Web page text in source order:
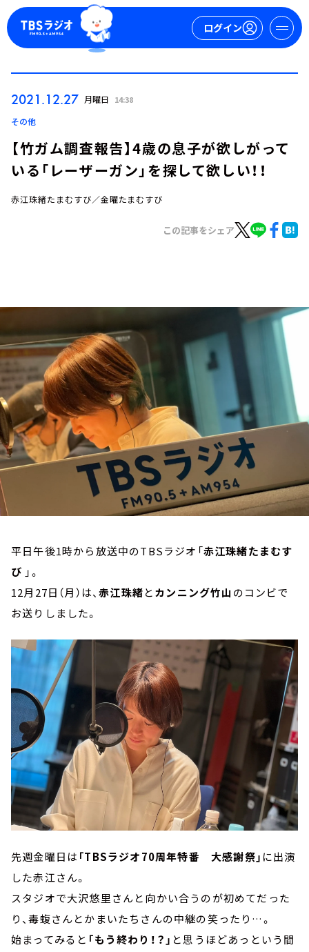
ログイン
イベント・グッズ
YouTube
会社情報
2021.12.27 月曜日 14:38
その他
【竹ガム調査報告】4歳の息子が欲しがって
いる「レーザーガン」を探して欲しい！！
赤江珠緒たまむすび／金曜たまむすび
この記事をシェア
平日午後1時から放送中のTBSラジオ「赤江珠緒たまむす
び 」。
12月27日（月）は、赤江珠緒とカンニング竹山 のコンビで
お送りしました。
先週金曜日は 「TBSラジオ70周年特番 大感謝祭」 に出演
した赤江さん。
スタジオで大沢悠里さんと向かい合うのが初めてだった
り、毒蝮さんとかまいたちさんの中継の笑ったり…。
始まってみると 「もう終わり！？」 と思うほどあっという間